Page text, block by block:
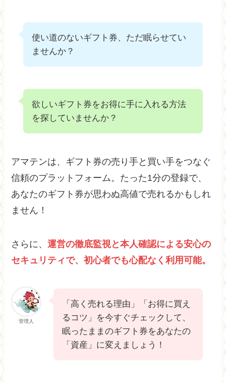
使い道のないギフト券、ただ眠らせてい
ませんか？
欲しいギフト券をお得に手に入れる方法
を探していませんか？
アマテンは、ギフト券の売り手と買い手をつなぐ
信頼のプラットフォーム。たった1分の登録で、
あなたのギフト券が思わぬ高値で売れるかもしれ
ません！
さらに、運営の徹底監視と本人確認による安心の
セキュリティで、初心者でも心配なく利用可能。
管理人
「高く売れる理由」「お得に買え
るコツ」を今すぐチェックして、
眠ったままのギフト券をあなたの
「資産」に変えましょう！